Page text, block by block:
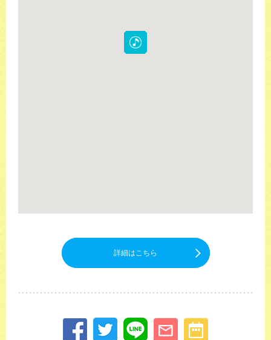
詳細はこちら